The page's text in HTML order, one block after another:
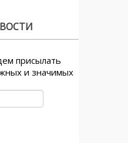
присылать
и значимых